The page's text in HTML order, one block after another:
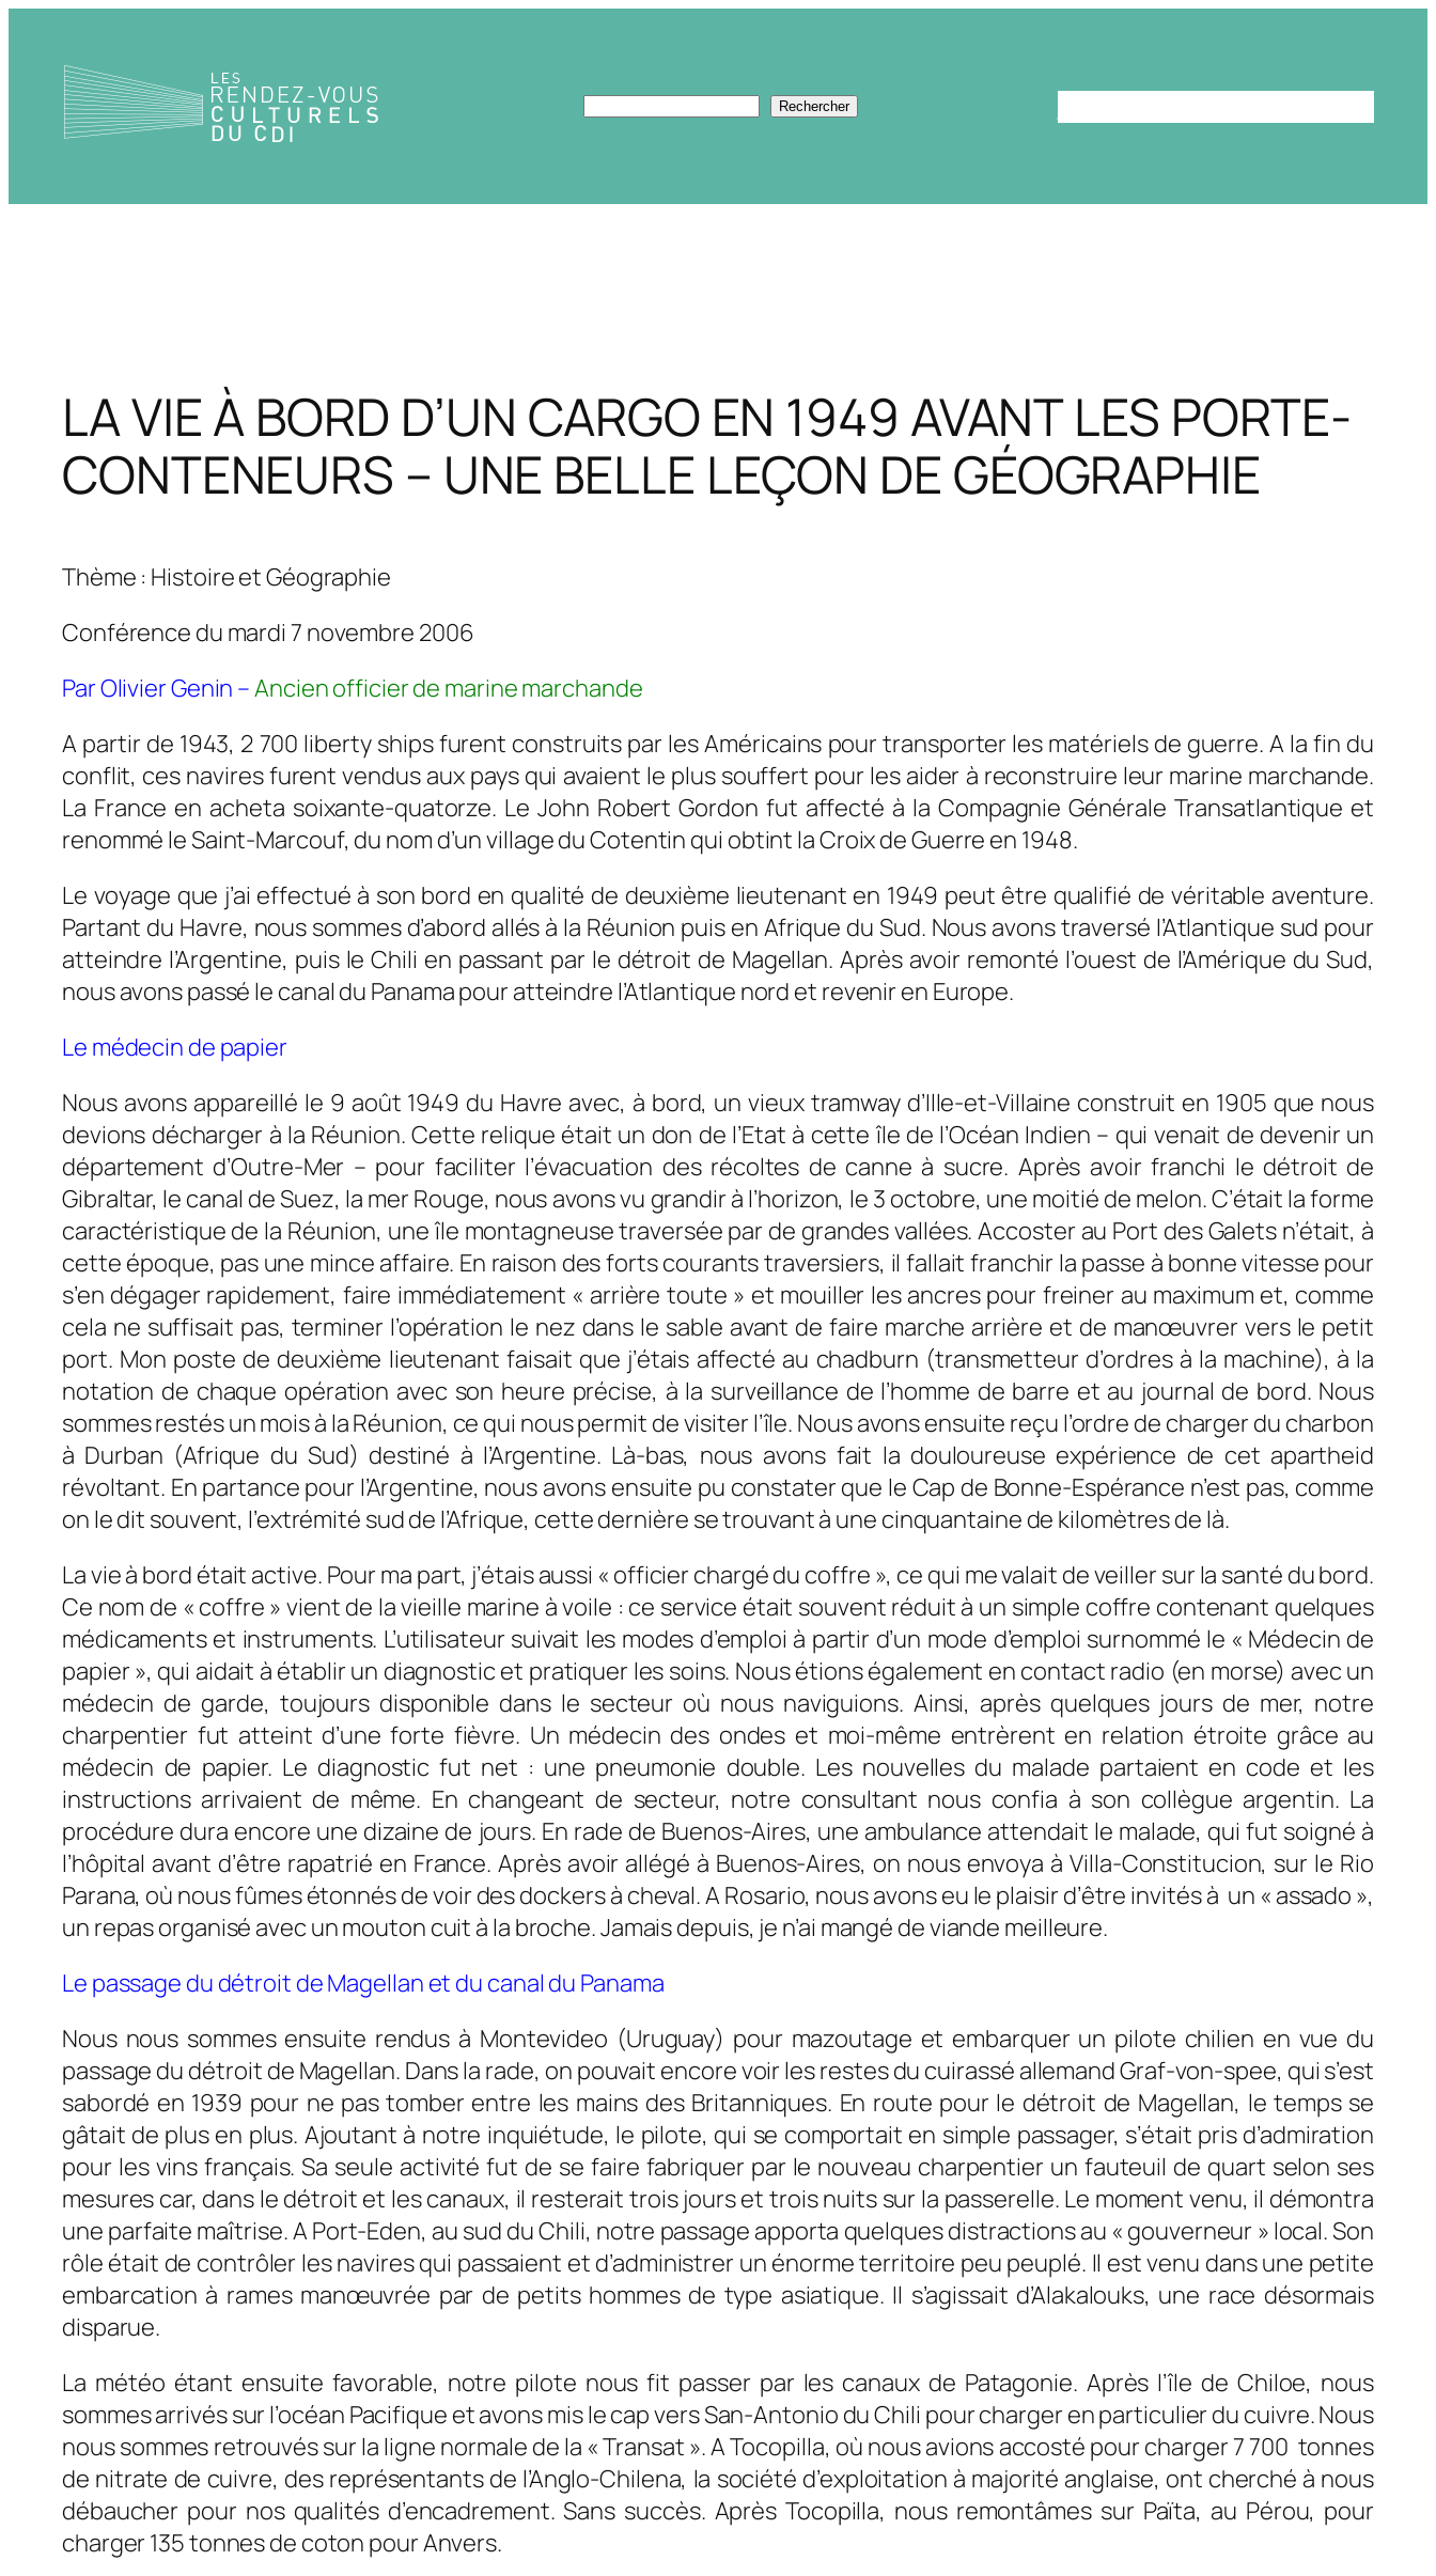
contenu
Rechercher Rechercher
LA VIE À BORD D’UN CARGO EN 1949 AVANT LES PORTE-
CONTENEURS – UNE BELLE LEÇON DE GÉOGRAPHIE
Thème : Histoire et Géographie
Conférence du mardi 7 novembre 2006
Par Olivier Genin –Ancien officier de marine marchande
A partir de 1943, 2 700 liberty ships furent construits par les Américains pour transporter les matériels de guerre. A la fin du
conflit, ces navires furent vendus aux pays qui avaient le plus souffert pour les aider à reconstruire leur marine marchande.
La France en acheta soixante-quatorze. Le John Robert Gordon fut affecté à la Compagnie Générale Transatlantique et
renommé le Saint-Marcouf, du nom d’un village du Cotentin qui obtint la Croix de Guerre en 1948.
Le voyage que j’ai effectué à son bord en qualité de deuxième lieutenant en 1949 peut être qualifié de véritable aventure.
Partant du Havre, nous sommes d’abord allés à la Réunion puis en Afrique du Sud. Nous avons traversé l’Atlantique sud pour
atteindre l’Argentine, puis le Chili en passant par le détroit de Magellan. Après avoir remonté l’ouest de l’Amérique du Sud,
nous avons passé le canal du Panama pour atteindre l’Atlantique nord et revenir en Europe.
Le médecin de papier
Nous avons appareillé le 9 août 1949 du Havre avec, à bord, un vieux tramway d’Ille-et-Villaine construit en 1905 que nous
devions décharger à la Réunion. Cette relique était un don de l’Etat à cette île de l’Océan Indien – qui venait de devenir un
département d’Outre-Mer – pour faciliter l’évacuation des récoltes de canne à sucre. Après avoir franchi le détroit de
Gibraltar, le canal de Suez, la mer Rouge, nous avons vu grandir à l’horizon, le 3 octobre, une moitié de melon. C’était la forme
caractéristique de la Réunion, une île montagneuse traversée par de grandes vallées. Accoster au Port des Galets n’était, à
cette époque, pas une mince affaire. En raison des forts courants traversiers, il fallait franchir la passe à bonne vitesse pour
s’en dégager rapidement, faire immédiatement « arrière toute » et mouiller les ancres pour freiner au maximum et, comme
cela ne suffisait pas, terminer l’opération le nez dans le sable avant de faire marche arrière et de manœuvrer vers le petit
port. Mon poste de deuxième lieutenant faisait que j’étais affecté au chadburn (transmetteur d’ordres à la machine), à la
notation de chaque opération avec son heure précise, à la surveillance de l’homme de barre et au journal de bord. Nous
sommes restés un mois à la Réunion, ce qui nous permit de visiter l’île. Nous avons ensuite reçu l’ordre de charger du charbon
à Durban (Afrique du Sud) destiné à l’Argentine. Là-bas, nous avons fait la douloureuse expérience de cet apartheid
révoltant. En partance pour l’Argentine, nous avons ensuite pu constater que le Cap de Bonne-Espérance n’est pas, comme
on le dit souvent, l’extrémité sud de l’Afrique, cette dernière se trouvant à une cinquantaine de kilomètres de là.
La vie à bord était active. Pour ma part, j’étais aussi « officier chargé du coffre », ce qui me valait de veiller sur la santé du bord.
Ce nom de « coffre » vient de la vieille marine à voile : ce service était souvent réduit à un simple coffre contenant quelques
médicaments et instruments. L’utilisateur suivait les modes d’emploi à partir d’un mode d’emploi surnommé le « Médecin de
papier », qui aidait à établir un diagnostic et pratiquer les soins. Nous étions également en contact radio (en morse) avec un
médecin de garde, toujours disponible dans le secteur où nous naviguions. Ainsi, après quelques jours de mer, notre
charpentier fut atteint d’une forte fièvre. Un médecin des ondes et moi-même entrèrent en relation étroite grâce au
médecin de papier. Le diagnostic fut net : une pneumonie double. Les nouvelles du malade partaient en code et les
instructions arrivaient de même. En changeant de secteur, notre consultant nous confia à son collègue argentin. La
procédure dura encore une dizaine de jours. En rade de Buenos-Aires, une ambulance attendait le malade, qui fut soigné à
l’hôpital avant d’être rapatrié en France. Après avoir allégé à Buenos-Aires, on nous envoya à Villa-Constitucion, sur le Rio
Parana, où nous fûmes étonnés de voir des dockers à cheval. A Rosario, nous avons eu le plaisir d’être invités à un « assado »,
un repas organisé avec un mouton cuit à la broche. Jamais depuis, je n’ai mangé de viande meilleure.
Le passage du détroit de Magellan et du canal du Panama
Nous nous sommes ensuite rendus à Montevideo (Uruguay) pour mazoutage et embarquer un pilote chilien en vue du
passage du détroit de Magellan. Dans la rade, on pouvait encore voir les restes du cuirassé allemand Graf-von-spee, qui s’est
sabordé en 1939 pour ne pas tomber entre les mains des Britanniques. En route pour le détroit de Magellan, le temps se
gâtait de plus en plus. Ajoutant à notre inquiétude, le pilote, qui se comportait en simple passager, s’était pris d’admiration
pour les vins français. Sa seule activité fut de se faire fabriquer par le nouveau charpentier un fauteuil de quart selon ses
mesures car, dans le détroit et les canaux, il resterait trois jours et trois nuits sur la passerelle. Le moment venu, il démontra
une parfaite maîtrise. A Port-Eden, au sud du Chili, notre passage apporta quelques distractions au « gouverneur » local. Son
rôle était de contrôler les navires qui passaient et d’administrer un énorme territoire peu peuplé. Il est venu dans une petite
embarcation à rames manœuvrée par de petits hommes de type asiatique. Il s’agissait d’Alakalouks, une race désormais
disparue.
La météo étant ensuite favorable, notre pilote nous fit passer par les canaux de Patagonie. Après l’île de Chiloe, nous
sommes arrivés sur l’océan Pacifique et avons mis le cap vers San-Antonio du Chili pour charger en particulier du cuivre. Nous
nous sommes retrouvés sur la ligne normale de la « Transat ». A Tocopilla, où nous avions accosté pour charger 7 700 tonnes
de nitrate de cuivre, des représentants de l’Anglo-Chilena, la société d’exploitation à majorité anglaise, ont cherché à nous
débaucher pour nos qualités d’encadrement. Sans succès. Après Tocopilla, nous remontâmes sur Païta, au Pérou, pour
charger 135 tonnes de coton pour Anvers.